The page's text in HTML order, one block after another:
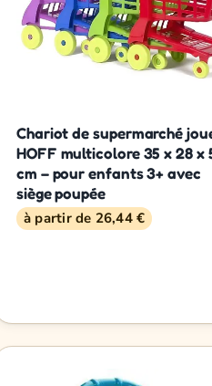
Chariot de supermarché
HOFF multicolore 35 x 28 x
cm – pour enfants 3+ avec
siège poupée
à partir de 26,44 €